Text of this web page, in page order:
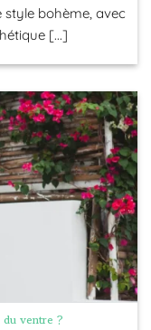
de style de
style bohème, avec
[...]
ventre ?